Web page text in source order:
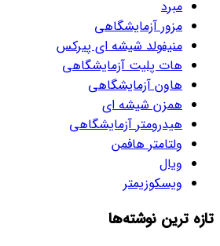
مبرد
مزور آزمایشگاهی
منیفولد شیشه ای پیرکس
هات پلیت آزمایشگاهی
هاون آزمایشگاهی
همزن شیشه ای
هیدرومتر آزمایشگاهی
ولتامتر هافمن
ویال
ویسکوزیمتر
تازه ترین نوشته‌ها